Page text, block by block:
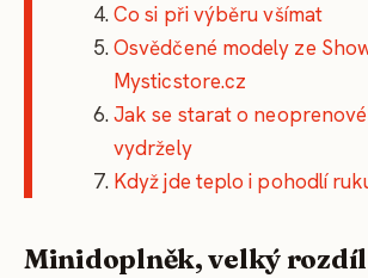
Co si při výběru všímat
Osvědčené modely ze
Mysticstore.cz
Jak se starat o
vydržely
Když jde teplo i pohodlí
Minidoplněk, velký rozdíl